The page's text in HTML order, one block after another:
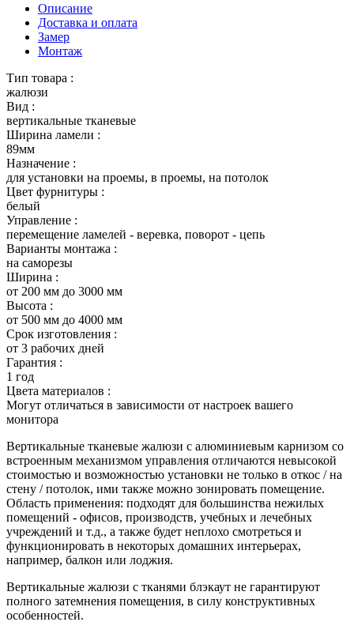
Описание
Доставка и оплата
Замер
Монтаж
Тип товара :
жалюзи
Вид :
вертикальные тканевые
Ширина ламели :
89мм
Назначение :
для установки на проемы, в проемы, на потолок
Цвет фурнитуры :
белый
Управление :
перемещение ламелей - веревка, поворот - цепь
Варианты монтажа :
на саморезы
Ширина :
от 200 мм до 3000 мм
Высота :
от 500 мм до 4000 мм
Срок изготовления :
от 3 рабочих дней
Гарантия :
1 год
Цвета материалов :
Могут отличаться в зависимости от настроек вашего
монитора
Вертикальные тканевые жалюзи с алюминиевым карнизом со
встроенным механизмом управления отличаются невысокой
стоимостью и возможностью установки не только в откос / на
стену / потолок, ими также можно зонировать помещение.
Область применения: подходят для большинства нежилых
помещений - офисов, производств, учебных и лечебных
учреждений и т.д., а также будет неплохо смотреться и
функционировать в некоторых домашних интерьерах,
например, балкон или лоджия.
Вертикальные жалюзи с тканями блэкаут не гарантируют
полного затемнения помещения, в силу конструктивных
особенностей.